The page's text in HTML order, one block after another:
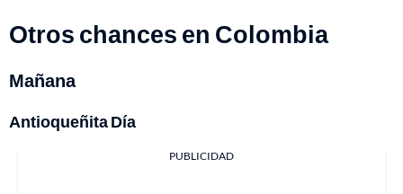
Otros chances en Colombia
Mañana
Antioqueñita Día
PUBLICIDAD